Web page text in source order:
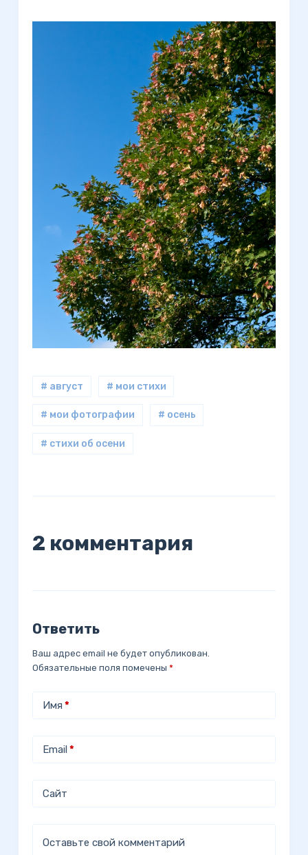
# август # мои стихи
# мои фотографии # осень
# стихи об осени
2 комментария
Ответить
Ваш адрес email не будет опубликован.
Обязательные поля помечены *
Имя *
Email*
Сайт
Оставьте свой комментарий